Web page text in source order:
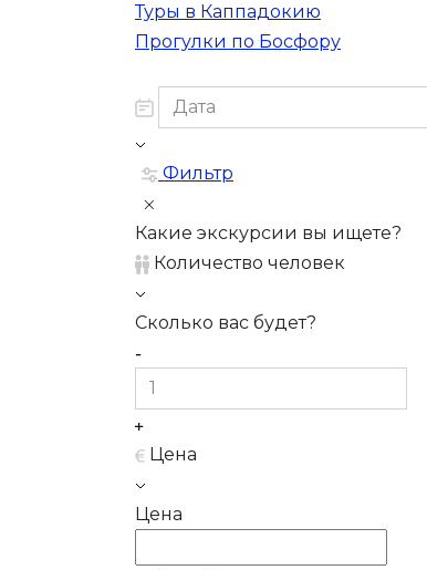
Туры в Каппадокию
Прогулки по Босфору
Фильтр
Какие экскурсии вы ищете?
Количество человек
Сколько вас будет?
Цена
Цена